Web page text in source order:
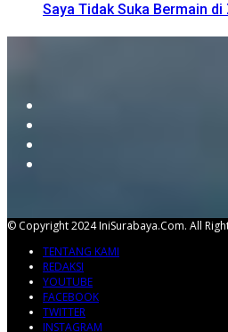
Saya Tidak Suka Bermain
© Copyright 2024 IniSurabaya.com. All
TENTANG KAMI
REDAKSI
YOUTUBE
FACEBOOK
TWITTER
INSTAGRAM